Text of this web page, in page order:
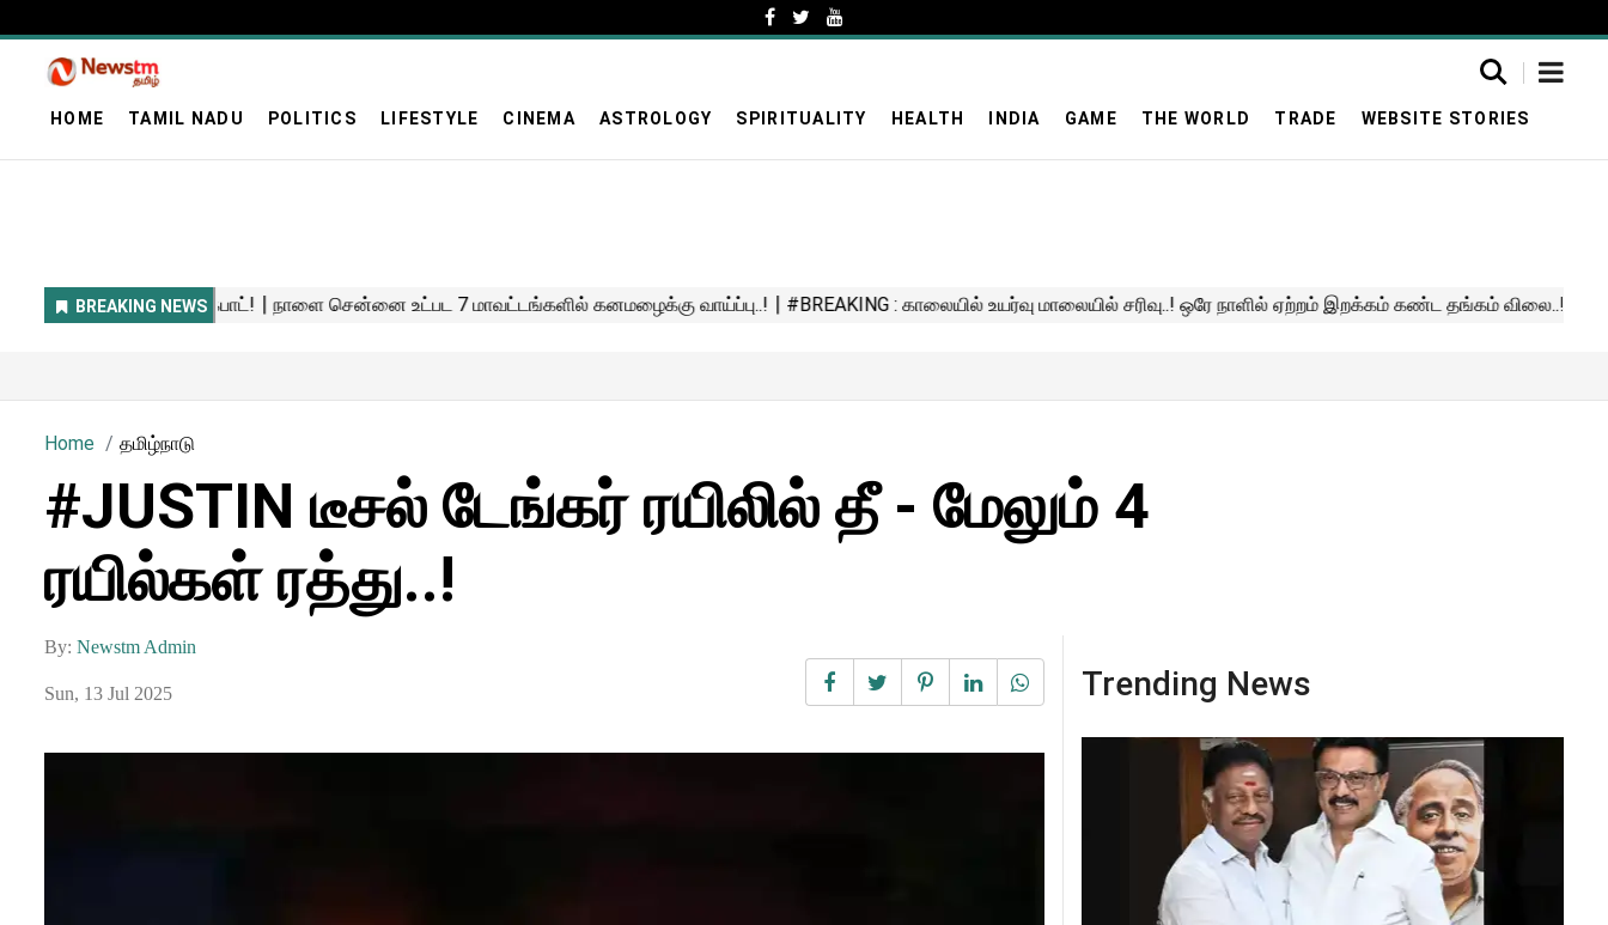
HOME TAMIL NADU POLITICS LIFESTYLE CINEMA ASTROLOGY SPIRITUALITY HEALTH INDIA GAME THE WORLD TRADE WEBSITE STORIES
Home தமிழ்நாடு
#JUSTIN டீசல் டேங்கர் ரயிலில் தீ - மேலும் 4
ரயில்கள் ரத்து..!
By: Newstm Admin
Sun, 13 Jul 2025 Trending News